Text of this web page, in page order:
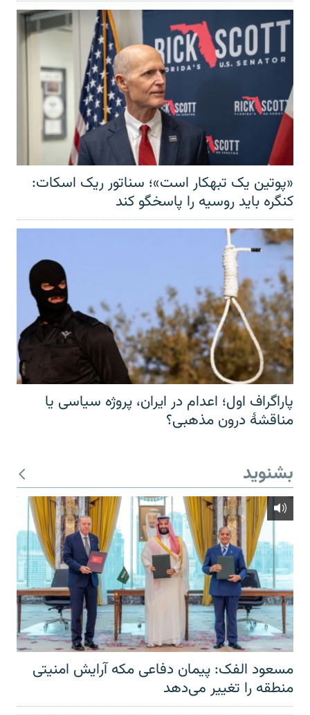
«پوتین یک تبهکار است»؛ سناتور ریک اسکات:
کنگره باید روسیه را پاسخگو کند
پاراگراف اول؛ اعدام در ایران، پروژه سیاسی یا
مناقشهٔ درون مذهبی؟
بشنوید
مسعود الفک: پیمان دفاعی مکه آرایش امنیتی
منطقه را تغییر می‌دهد